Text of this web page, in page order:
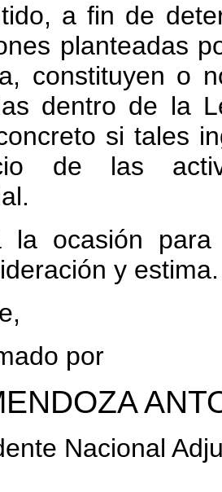
a fin de
planteadas
constituyen o
dentro de la
si tales
de las
la ocasión
y estima.
por
Nacional